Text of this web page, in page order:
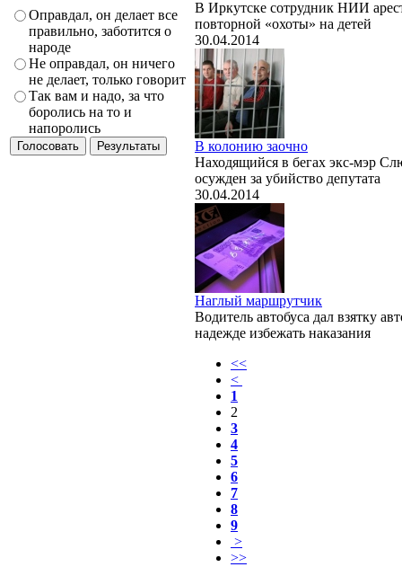
Оправдал, он делает все
правильно, заботится о
народе
Не оправдал, он ничего
не делает, только говорит
Так вам и надо, за что
боролись на то и
напоролись
В Иркутске сотрудник НИИ
повторной «охоты» на детей
30.04.2014
В колонию заочно
Находящийся в бегах экс-мэр
осужден за убийство депутата
30.04.2014
Наглый маршрутчик
Водитель автобуса дал взятку
надежде избежать наказания
<<
<
1
2
3
4
5
6
7
8
9
>
>>